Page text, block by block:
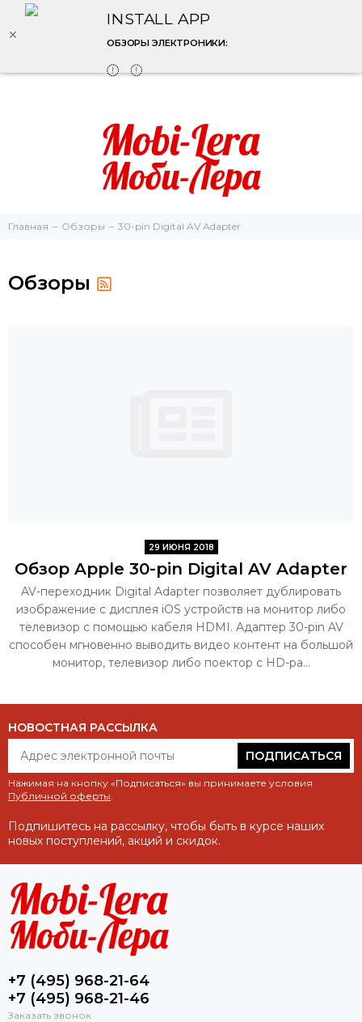
INSTALL APP
ОБЗОРЫ ЭЛЕКТРОНИКИ:
Главная Обзоры 30-pin Digital AV Adapter
Обзоры
29 ИЮНЯ 2018
Обзор Apple 30-pin Digital AV Adapter
AV-переходник Digital Adapter позволяет дублировать
изображение с дисплея iOS устройств на монитор либо
телевизор с помощью кабеля HDMI. Адаптер 30-pin AV
способен мгновенно выводить видео контент на большой
монитор, телевизор либо поектор с HD-ра...
НОВОСТНАЯ РАССЫЛКА
ПОДПИСАТЬСЯ
Нажимая на кнопку «Подписаться» вы принимаете условия
Публичной оферты
Подпишитесь на рассылку, чтобы быть в курсе наших
новых поступлений, акций и скидок.
+7 (495) 968-21-64
+7 (495) 968-21-46
Заказать звонок